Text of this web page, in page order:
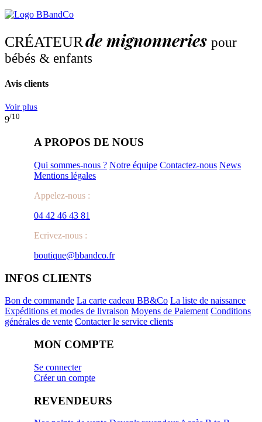
CRÉATEURde mignonneries pour
bébés & enfants
Avis clients
Voir plus
9/10
A PROPOS DE NOUS
Qui sommes-nous ? Notre équipe Contactez-nous News
Mentions légales
Appelez-nous :
04 42 46 43 81
Ecrivez-nous :
boutique@bbandco.fr
INFOS CLIENTS
Bon de commande La carte cadeau BB&Co La liste de naissance
Expéditions et modes de livraison Moyens de Paiement Conditions
générales de vente Contacter le service clients
MON COMPTE
Se connecter
Créer un compte
REVENDEURS